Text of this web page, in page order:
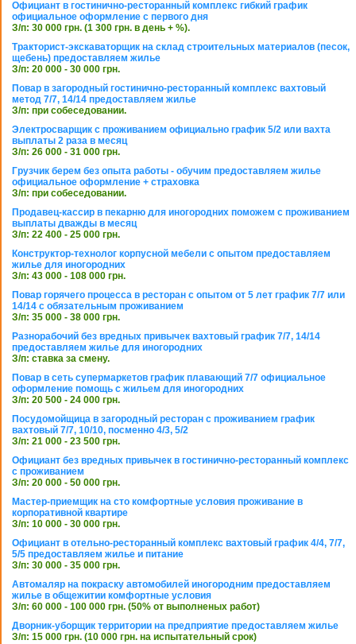
Официант в гостинично-ресторанный комплекс гибкий график
официальное оформление с первого дня
З/п: 30 000 грн. (1 300 грн. в день + %).
Тракторист-экскаваторщик на склад строительных материалов (песок,
щебень) предоставляем жилье
З/п: 20 000 - 30 000 грн.
Повар в загородный гостинично-ресторанный комплекс вахтовый
метод 7/7, 14/14 предоставляем жилье
З/п: при собеседовании.
Электросварщик с проживанием официально график 5/2 или вахта
выплаты 2 раза в месяц
З/п: 26 000 - 31 000 грн.
Грузчик берем без опыта работы - обучим предоставляем жилье
официальное оформление + страховка
З/п: при собеседовании.
Продавец-кассир в пекарню для иногородних поможем с проживанием
выплаты дважды в месяц
З/п: 22 400 - 25 000 грн.
Конструктор-технолог корпусной мебели с опытом предоставляем
жилье для иногородних
З/п: 43 000 - 108 000 грн.
Повар горячего процесса в ресторан с опытом от 5 лет график 7/7 или
14/14 с обязательным проживанием
З/п: 35 000 - 38 000 грн.
Разнорабочий без вредных привычек вахтовый график 7/7, 14/14
предоставляем жилье для иногородних
З/п: ставка за смену.
Повар в сеть супермаркетов график плавающий 7/7 официальное
оформление помощь с жильем для иногородних
З/п: 20 500 - 24 000 грн.
Посудомойщица в загородный ресторан с проживанием график
вахтовый 7/7, 10/10, посменно 4/3, 5/2
З/п: 21 000 - 23 500 грн.
Официант без вредных привычек в гостинично-ресторанный комплекс
с проживанием
З/п: 20 000 - 50 000 грн.
Мастер-приемщик на сто комфортные условия проживание в
корпоративной квартире
З/п: 10 000 - 30 000 грн.
Официант в отельно-ресторанный комплекс вахтовый график 4/4, 7/7,
5/5 предоставляем жилье и питание
З/п: 30 000 - 35 000 грн.
Автомаляр на покраску автомобилей иногородним предоставляем
жилье в общежитии комфортные условия
З/п: 60 000 - 100 000 грн. (50% от выполненых работ)
Дворник-уборщик территории на предприятие предоставляем жилье
З/п: 15 000 грн. (10 000 грн. на испытательный срок)